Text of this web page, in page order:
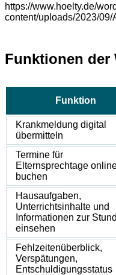
https://www.hoelty.de/
content/uploads/2023/
Funktionen der
Funktion
Krankmeldung digital
übermitteln
Termine für
Elternsprechtage
buchen
Hausaufgaben,
Unterrichtsinhalte und
Informationen zur
einsehen
Fehlzeitenüberblick,
Verspätungen,
Entschuldigungsstatus